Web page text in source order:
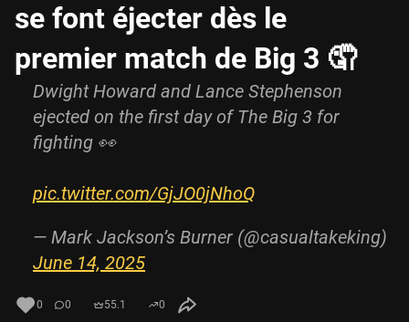
se font éjecter dès le
premier match de Big 3 🤦
Dwight Howard and Lance Stephenson
ejected on the first day of The Big 3 for
fighting 👀
pic.twitter.com/GjJO0jNhoQ
— Mark Jackson’s Burner (@casualtakeking)
June 14, 2025
0 0 55.1 0